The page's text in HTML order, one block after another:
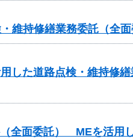
維持修繕業務委託（全
た道路点検・維持修
面委託） MEを活用